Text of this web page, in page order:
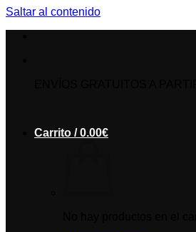
Saltar al contenido
Carrito /0.00€